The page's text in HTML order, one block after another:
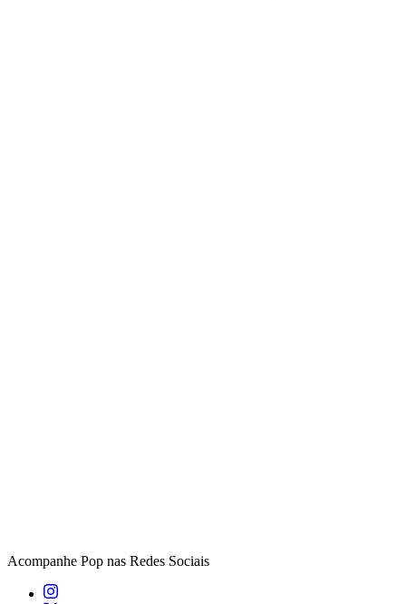
Acompanhe Pop nas Redes Sociais